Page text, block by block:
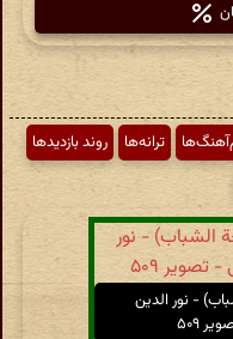
ترانه‌ها
روند بازدیدها
الشباب) - نور الدین
۵۰۹